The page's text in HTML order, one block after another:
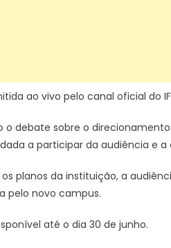
ao vivo pelo canal oficial do
o debate sobre o
a participar da audiência e
planos da instituição, a
pelo novo campus.
até o dia 30 de junho.